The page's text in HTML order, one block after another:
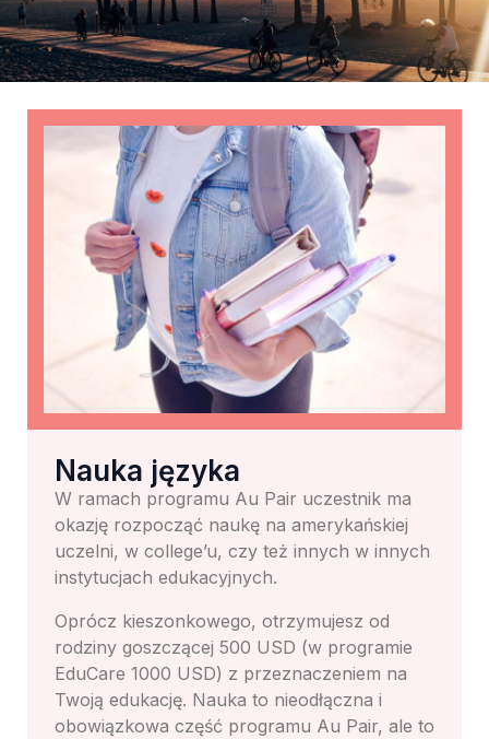
Nauka języka
W ramach programu Au Pair uczestnik ma
okazję rozpocząć naukę na amerykańskiej
uczelni, w college’u, czy też innych w innych
instytucjach edukacyjnych.
Oprócz kieszonkowego, otrzymujesz od
rodziny goszczącej 500 USD (w programie
EduCare 1000 USD) z przeznaczeniem na
Twoją edukację. Nauka to nieodłączna i
obowiązkowa część programu Au Pair, ale to